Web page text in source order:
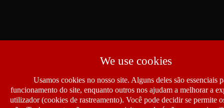
We use cookies
Usamos cookies no nosso site. Alguns deles são essenciais
funcionamento do site, enquanto outros nos ajudam a melhorar a
utilizador (cookies de rastreamento). Você pode decidir se permite